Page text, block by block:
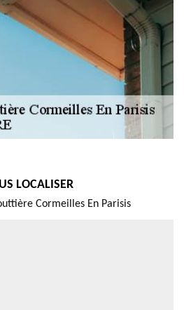
LOCALISER
Cormeilles En Parisis